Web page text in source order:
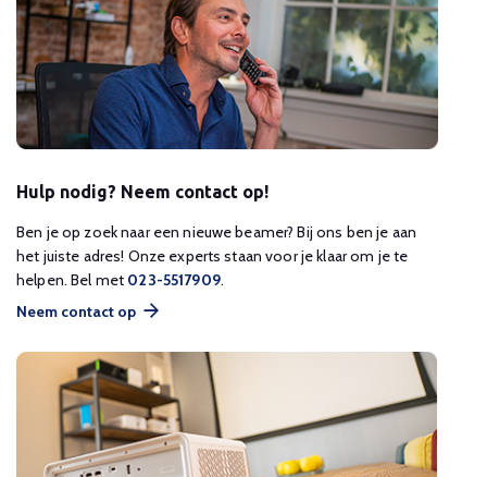
Hulp nodig? Neem contact op!
Ben je op zoek naar een nieuwe beamer? Bij ons ben je aan
het juiste adres! Onze experts staan voor je klaar om je te
helpen. Bel met 023-5517909.
Neem contact op